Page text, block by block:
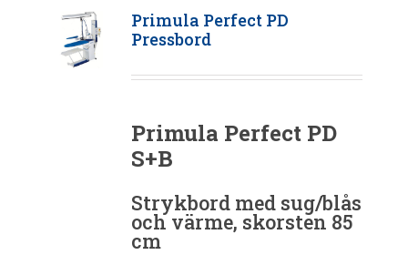
Primula Perfect PD
Pressbord
Primula Perfect PD
S+B
Strykbord med sug/blås
och värme, skorsten 85
cm